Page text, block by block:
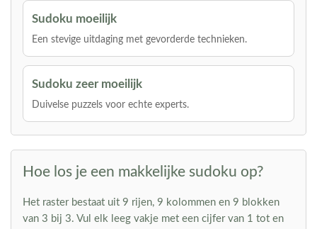
Sudoku moeilijk
Een stevige uitdaging met gevorderde technieken.
Sudoku zeer moeilijk
Duivelse puzzels voor echte experts.
Hoe los je een makkelijke sudoku op?
Het raster bestaat uit 9 rijen, 9 kolommen en 9 blokken
van 3 bij 3. Vul elk leeg vakje met een cijfer van 1 tot en